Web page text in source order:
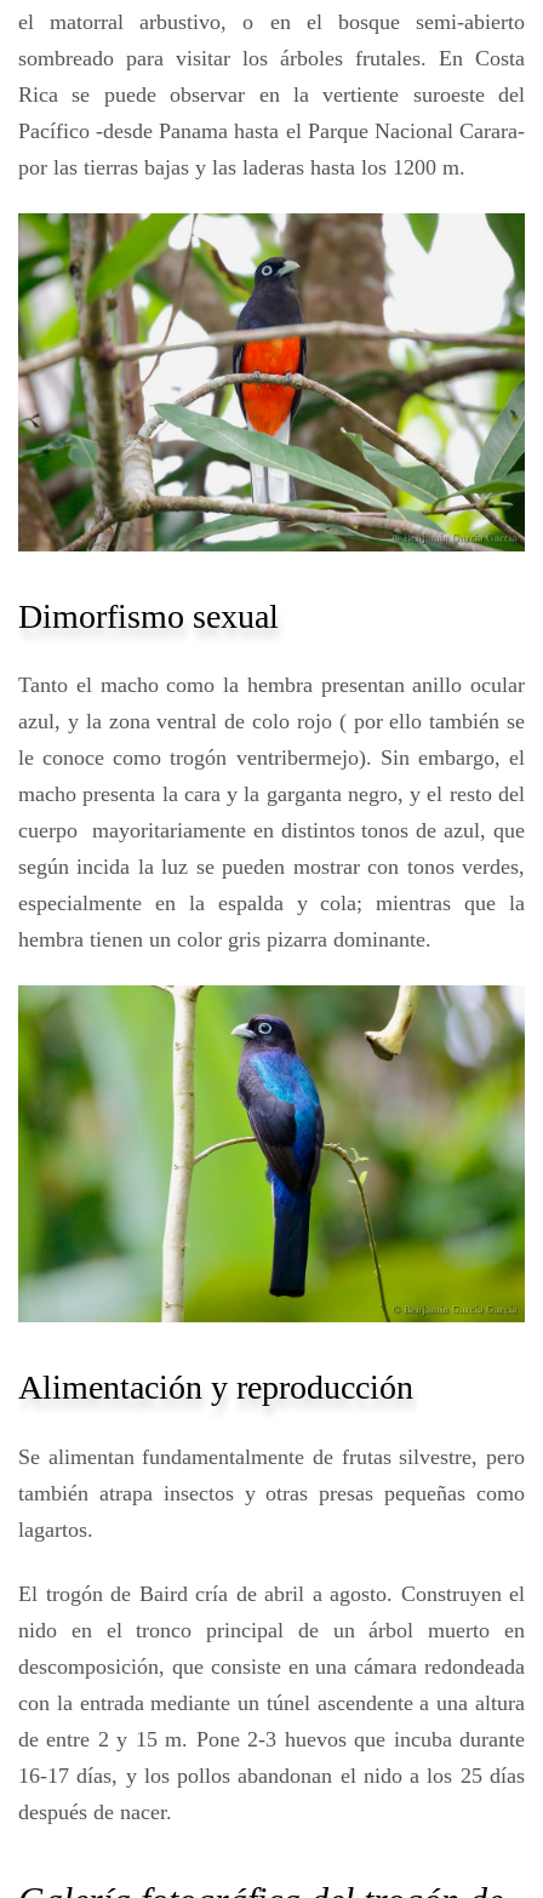
el matorral arbustivo, o en el bosque semi-abierto
sombreado para visitar los árboles frutales. En Costa
Rica se puede observar en la vertiente suroeste del
Pacífico -desde Panama hasta el Parque Nacional Carara-
por las tierras bajas y las laderas hasta los 1200 m.
Dimorfismo sexual
Tanto el macho como la hembra presentan anillo ocular
azul, y la zona ventral de colo rojo ( por ello también se
le conoce como trogón ventribermejo). Sin embargo, el
macho presenta la cara y la garganta negro, y el resto del
cuerpo mayoritariamente en distintos tonos de azul, que
según incida la luz se pueden mostrar con tonos verdes,
especialmente en la espalda y cola; mientras que la
hembra tienen un color gris pizarra dominante.
Alimentación y reproducción
Se alimentan fundamentalmente de frutas silvestre, pero
también atrapa insectos y otras presas pequeñas como
lagartos.
El trogón de Baird cría de abril a agosto. Construyen el
nido en el tronco principal de un árbol muerto en
descomposición, que consiste en una cámara redondeada
con la entrada mediante un túnel ascendente a una altura
de entre 2 y 15 m. Pone 2-3 huevos que incuba durante
16-17 días, y los pollos abandonan el nido a los 25 días
después de nacer.